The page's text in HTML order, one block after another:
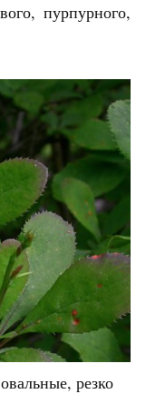
пурпурного,
резко